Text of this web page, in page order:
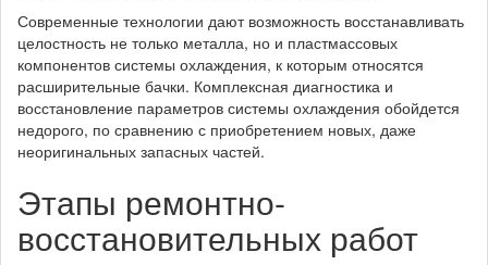
Современные технологии дают возможность восстанавливать
целостность не только металла, но и пластмассовых
компонентов системы охлаждения, к которым относятся
расширительные бачки. Комплексная диагностика и
восстановление параметров системы охлаждения обойдется
недорого, по сравнению с приобретением новых, даже
неоригинальных запасных частей.
Этапы ремонтно-
восстановительных работ